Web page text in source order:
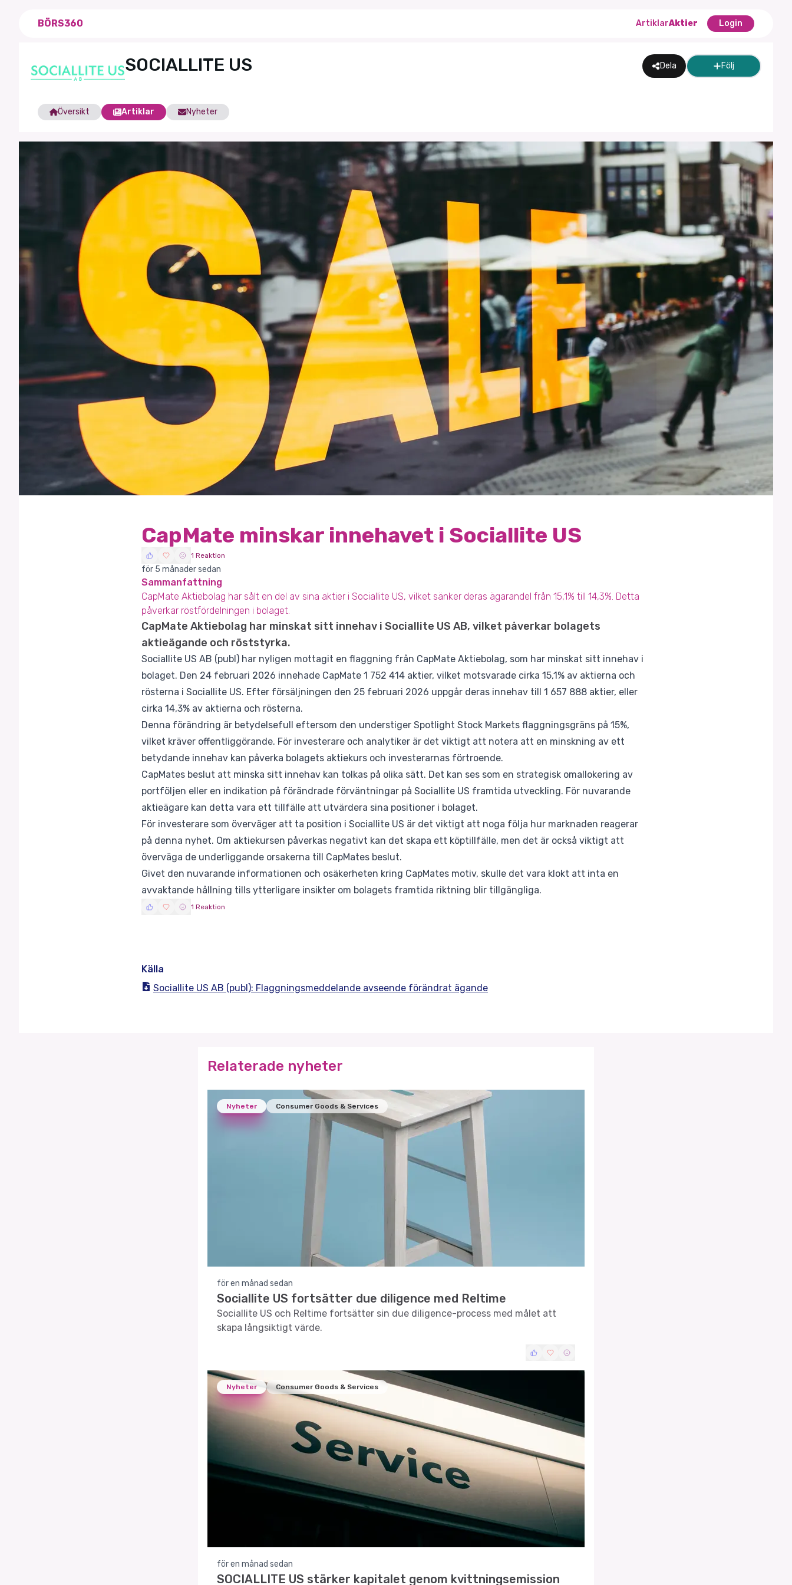
BÖRS360 ArtiklarAktier Login
SOCIALLITE US Dela Följ
Översikt Artiklar Nyheter
CapMate minskar innehavet i Sociallite US
1 Reaktion
för 5 månader sedan
Sammanfattning
CapMate Aktiebolag har sålt en del av sina aktier i Sociallite US, vilket sänker deras ägarandel från 15,1% till 14,3%. Detta
påverkar röstfördelningen i bolaget.
CapMate Aktiebolag har minskat sitt innehav i Sociallite US AB, vilket påverkar bolagets
aktieägande och röststyrka.
Sociallite US AB (publ) har nyligen mottagit en flaggning från CapMate Aktiebolag, som har minskat sitt innehav i
bolaget. Den 24 februari 2026 innehade CapMate 1 752 414 aktier, vilket motsvarade cirka 15,1% av aktierna och
rösterna i Sociallite US. Efter försäljningen den 25 februari 2026 uppgår deras innehav till 1 657 888 aktier, eller
cirka 14,3% av aktierna och rösterna.
Denna förändring är betydelsefull eftersom den understiger Spotlight Stock Markets flaggningsgräns på 15%,
vilket kräver offentliggörande. För investerare och analytiker är det viktigt att notera att en minskning av ett
betydande innehav kan påverka bolagets aktiekurs och investerarnas förtroende.
CapMates beslut att minska sitt innehav kan tolkas på olika sätt. Det kan ses som en strategisk omallokering av
portföljen eller en indikation på förändrade förväntningar på Sociallite US framtida utveckling. För nuvarande
aktieägare kan detta vara ett tillfälle att utvärdera sina positioner i bolaget.
För investerare som överväger att ta position i Sociallite US är det viktigt att noga följa hur marknaden reagerar
på denna nyhet. Om aktiekursen påverkas negativt kan det skapa ett köptillfälle, men det är också viktigt att
överväga de underliggande orsakerna till CapMates beslut.
Givet den nuvarande informationen och osäkerheten kring CapMates motiv, skulle det vara klokt att inta en
avvaktande hållning tills ytterligare insikter om bolagets framtida riktning blir tillgängliga.
1 Reaktion
Källa
Sociallite US AB (publ): Flaggningsmeddelande avseende förändrat ägande
Relaterade nyheter
Nyheter Consumer Goods & Services
för en månad sedan
Sociallite US fortsätter due diligence med Reltime
Sociallite US och Reltime fortsätter sin due diligence-process med målet att
skapa långsiktigt värde.
Nyheter Consumer Goods & Services
för en månad sedan
SOCIALLITE US stärker kapitalet genom kvittningsemission